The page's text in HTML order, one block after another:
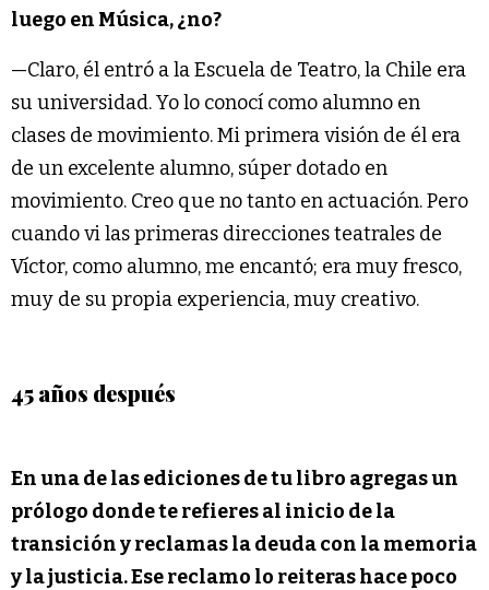
luego en Música, ¿no?
—Claro, él entró a la Escuela de Teatro, la Chile era
su universidad. Yo lo conocí como alumno en
clases de movimiento. Mi primera visión de él era
de un excelente alumno, súper dotado en
movimiento. Creo que no tanto en actuación. Pero
cuando vi las primeras direcciones teatrales de
Víctor, como alumno, me encantó; era muy fresco,
muy de su propia experiencia, muy creativo.
45 años después
En una de las ediciones de tu libro agregas un
prólogo donde te refieres al inicio de la
transición y reclamas la deuda con la memoria
y la justicia. Ese reclamo lo reiteras hace poco